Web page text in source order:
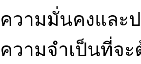
ความมั่นคงและ
ความจำเป็นที่จะ